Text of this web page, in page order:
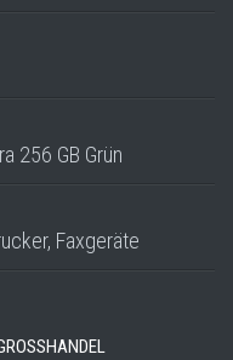
256 GB Grün
Faxgeräte